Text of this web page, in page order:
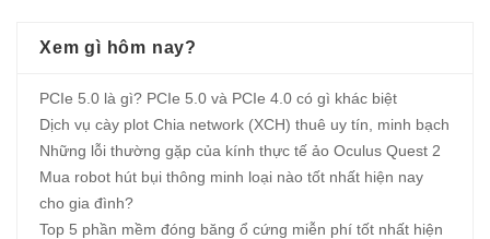
Xem gì hôm nay?
PCIe 5.0 là gì? PCIe 5.0 và PCIe 4.0 có gì khác biệt
Dịch vụ cày plot Chia network (XCH) thuê uy tín, minh bạch
Những lỗi thường gặp của kính thực tế ảo Oculus Quest 2
Mua robot hút bụi thông minh loại nào tốt nhất hiện nay
cho gia đình?
Top 5 phần mềm đóng băng ổ cứng miễn phí tốt nhất hiện